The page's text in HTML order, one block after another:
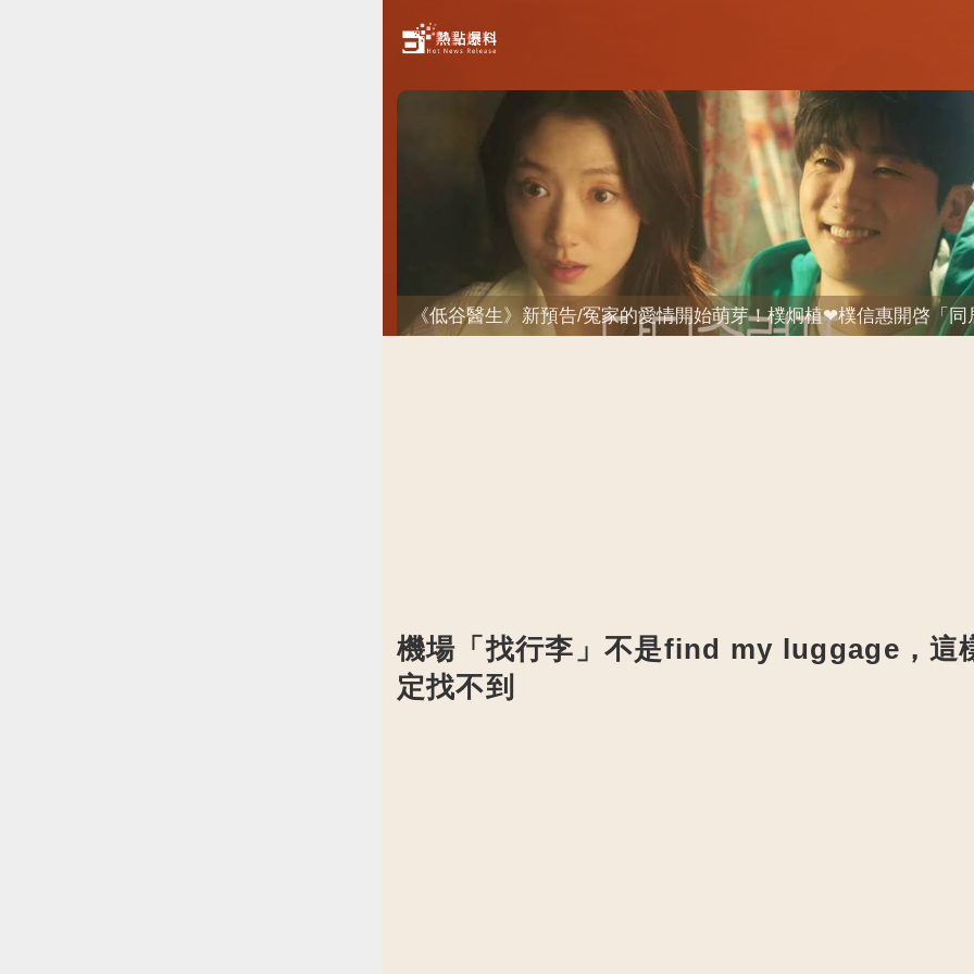
機場「找行李」不是find my luggage，這
定找不到